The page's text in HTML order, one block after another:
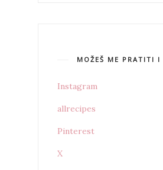
MOŽEŠ ME PRATITI I
Instagram
allrecipes
Pinterest
X